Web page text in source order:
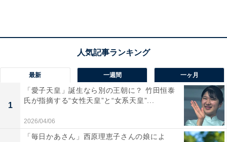
えてしまうのも、新型コロナの特徴でしょう。
この「自分が感染しているかどうか分らない」という不
安は、健康診断後に追加された精密検査の結果を待って
いる時の心境に似ているように思います。
最新 一週間 一ヶ月
1
「愛子天皇」誕生なら別の王朝に？ 竹田恒泰
氏が指摘する“女性天皇”と“女系天皇”...
2026/04/06
「毎日かあさん」西原理恵子さんの娘によ